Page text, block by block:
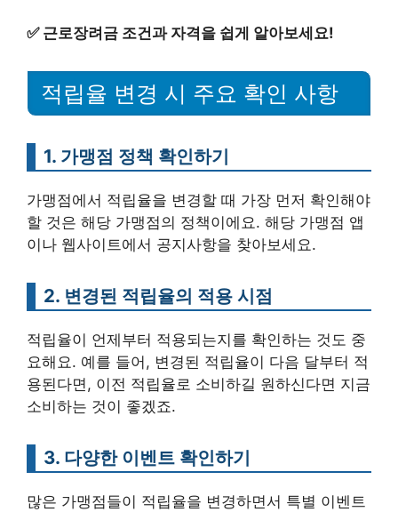
✅ 근로장려금 조건과 자격을 쉽게 알아보세요!
적립율 변경 시 주요 확인 사항
1. 가맹점 정책 확인하기
가맹점에서 적립율을 변경할 때 가장 먼저 확인해야
할 것은 해당 가맹점의 정책이에요. 해당 가맹점 앱
이나 웹사이트에서 공지사항을 찾아보세요.
2. 변경된 적립율의 적용 시점
적립율이 언제부터 적용되는지를 확인하는 것도 중
요해요. 예를 들어, 변경된 적립율이 다음 달부터 적
용된다면, 이전 적립율로 소비하길 원하신다면 지금
소비하는 것이 좋겠죠.
3. 다양한 이벤트 확인하기
많은 가맹점들이 적립율을 변경하면서 특별 이벤트